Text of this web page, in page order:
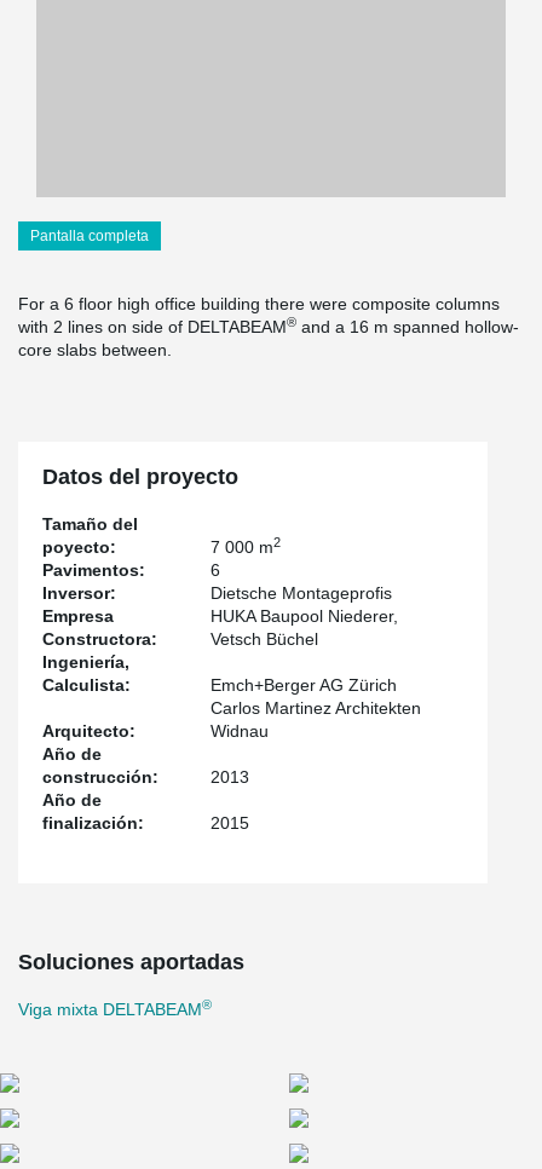
Pantalla completa
For a 6 floor high office building there were composite columns
with 2 lines on side of DELTABEAM® and a 16 m spanned hollow-
core slabs between.
Datos del proyecto
Tamaño del
poyecto:
7 000 m2
Pavimentos:
6
Inversor:
Dietsche Montageprofis
Empresa
Constructora:
HUKA Baupool Niederer,
Vetsch Büchel
Ingeniería,
Calculista:
Emch+Berger AG Zürich
Arquitecto:
Carlos Martinez Architekten
Widnau
Año de
construcción:
2013
Año de
finalización:
2015
Soluciones aportadas
Viga mixta DELTABEAM®